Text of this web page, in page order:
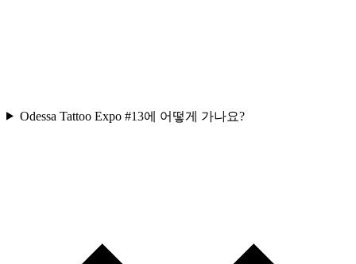
Odessa Tattoo Expo #13에 어떻게 가나요?